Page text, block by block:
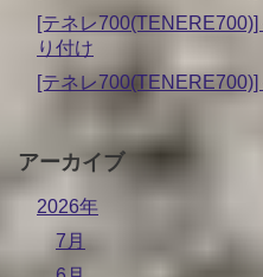
[テネレ
り付け
[テネレ
アーカイブ
2026年
7月